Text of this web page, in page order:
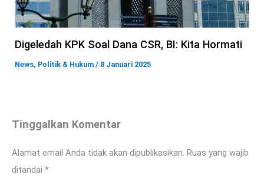
Digeledah KPK Soal Dana CSR, BI: Kita Hormati
News, Politik & Hukum / 8 Januari 2025
Tinggalkan Komentar
Alamat email Anda tidak akan dipublikasikan. Ruas yang wajib
ditandai *